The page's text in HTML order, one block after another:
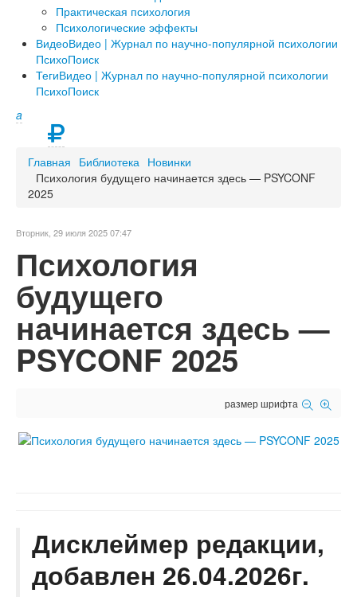
Практическая психология
Психологические эффекты
ВидеоВидео | Журнал по научно-популярной психологии
ПсихоПоиск
ТегиВидео | Журнал по научно-популярной психологии
ПсихоПоиск
a
Главная Библиотека Новинки
Психология будущего начинается здесь — PSYCONF
2025
Вторник, 29 июля 2025 07:47
Психология
будущего
начинается здесь —
PSYCONF 2025
размер шрифта
Дисклеймер редакции,
добавлен 26.04.2026г.